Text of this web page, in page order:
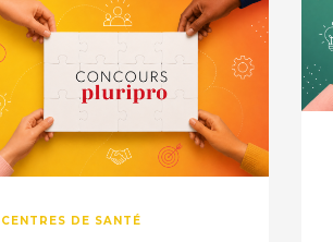
CENTRES DE SANTÉ